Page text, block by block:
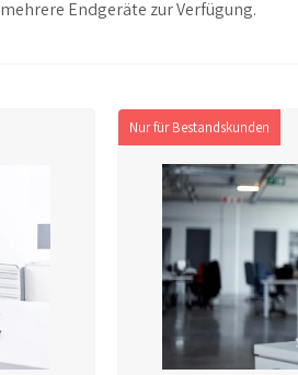
mehrere Endgeräte zur Verfügung.
Nur für Bestandskunden